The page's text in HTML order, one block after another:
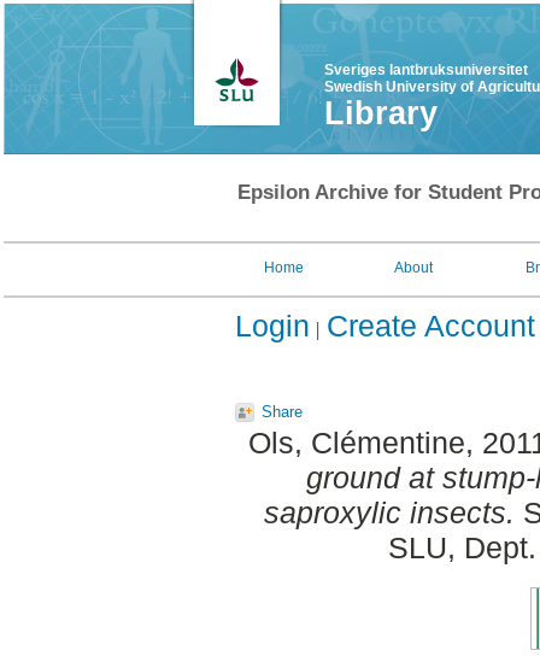
Sveriges lantbruksuniversitet
Swedish University of
Library
Epsilon Archive for Student
Home About
Login Create Account
Share
Ols, Clémentine,
ground at
saproxylic insects.
SLU,